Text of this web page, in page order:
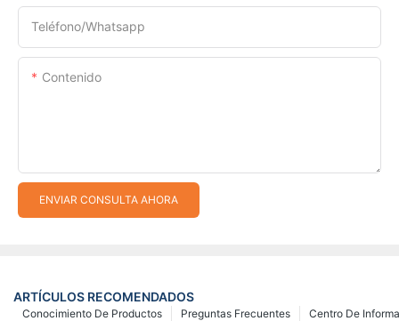
Teléfono/whatsapp
Contenido
ENVIAR CONSULTA AHORA
ARTÍCULOS RECOMENDADOS
Centro De
Preguntas Frecuentes
Conocimiento De Productos